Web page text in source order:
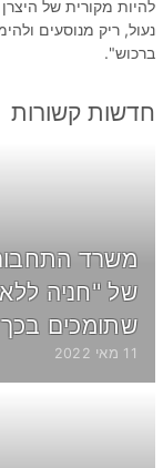
להיות מקורית של
נעול, ריק מנוסעים
ברכוש".
חדשות קשורות
משרד
של "חניה
שתומכים בכך
11 מאי 2022